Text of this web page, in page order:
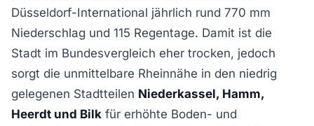
Düsseldorf-International jährlich rund 770 mm
Niederschlag und 115 Regentage. Damit ist die
Stadt im Bundesvergleich eher trocken, jedoch
sorgt die unmittelbare Rheinnähe in den niedrig
gelegenen Stadtteilen Niederkassel, Hamm,
Heerdt und Bilk für erhöhte Boden- und